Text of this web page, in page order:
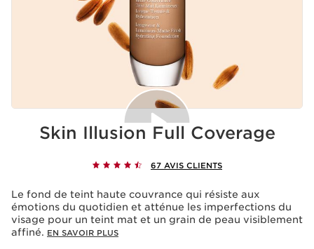
La lecture de cette vidéo entraîne le dépôt de cookies
de la part de Youtube, ayant pour finalité le
fonctionnement du service ainsi que la publicité
personnalisée. Pour en savoir plus, nous vous invitons à
Skin Illusion Full Coverage
67 AVIS CLIENTS
Le fond de teint haute couvrance qui résiste aux
émotions du quotidien et atténue les imperfections du
visage pour un teint mat et un grain de peau visiblement
affiné. EN SAVOIR PLUS